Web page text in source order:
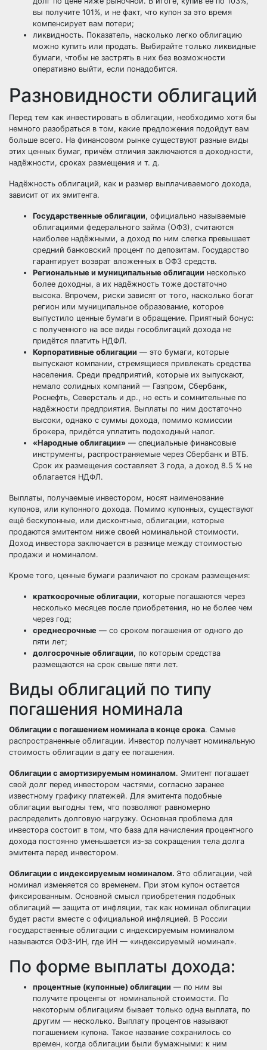
вы получите 101%, и не факт, что купон за это время
компенсирует вам потери;
ликвидность. Показатель, насколько легко облигацию
можно купить или продать. Выбирайте только ликвидные
бумаги, чтобы не застрять в них без возможности
оперативно выйти, если понадобится.
Разновидности облигаций
Перед тем как инвестировать в облигации, необходимо хотя бы
немного разобраться в том, какие предложения подойдут вам
больше всего. На финансовом рынке существуют разные виды
этих ценных бумаг, причём отличия заключаются в доходности,
надёжности, сроках размещения и т. д.
Надёжность облигаций, как и размер выплачиваемого дохода,
зависит от их эмитента.
Государственные облигации, официально называемые
облигациями федерального займа (ОФЗ), считаются
наиболее надёжными, а доход по ним слегка превышает
средний банковский процент по депозитам. Государство
гарантирует возврат вложенных в ОФЗ средств.
Региональные и муниципальные облигации несколько
более доходны, а их надёжность тоже достаточно
высока. Впрочем, риски зависят от того, насколько богат
регион или муниципальное образование, которое
выпустило ценные бумаги в обращение. Приятный бонус:
с полученного на все виды гособлигаций дохода не
придётся платить НДФЛ.
Корпоративные облигации — это бумаги, которые
выпускают компании, стремящиеся привлекать средства
населения. Среди предприятий, которые их выпускают,
немало солидных компаний — Газпром, Сбербанк,
Роснефть, Северсталь и др., но есть и сомнительные по
надёжности предприятия. Выплаты по ним достаточно
высоки, однако с суммы дохода, помимо комиссии
брокера, придётся уплатить подоходный налог.
«Народные облигации» — специальные финансовые
инструменты, распространяемые через Сбербанк и ВТБ.
Срок их размещения составляет 3 года, а доход 8.5 % не
облагается НДФЛ.
Выплаты, получаемые инвестором, носят наименование
купонов, или купонного дохода. Помимо купонных, существуют
ещё бескупонные, или дисконтные, облигации, которые
продаются эмитентом ниже своей номинальной стоимости.
Доход инвестора заключается в разнице между стоимостью
продажи и номиналом.
Кроме того, ценные бумаги различают по срокам размещения:
краткосрочные облигации, которые погашаются через
несколько месяцев после приобретения, но не более чем
через год;
среднесрочные — со сроком погашения от одного до
пяти лет;
долгосрочные облигации, по которым средства
размещаются на срок свыше пяти лет.
Виды облигаций по типу
погашения номинала
Облигации с погашением номинала в конце срока. Самые
распространенные облигации. Инвестор получает номинальную
стоимость облигации в дату ее погашения.
Облигации с амортизируемым номиналом. Эмитент погашает
свой долг перед инвестором частями, согласно заранее
известному графику платежей. Для эмитента подобные
облигации выгодны тем, что позволяют равномерно
распределить долговую нагрузку. Основная проблема для
инвестора состоит в том, что база для начисления процентного
дохода постоянно уменьшается из-за сокращения тела долга
эмитента перед инвестором.
Облигации с индексируемым номиналом. Это облигации, чей
номинал изменяется со временем. При этом купон остается
фиксированным. Основной смысл приобретения подобных
облигаций — защита от инфляции, так как номинал облигации
будет расти вместе с официальной инфляцией. В России
государственные облигации с индексируемым номиналом
называются ОФЗ-ИН, где ИН — «индексируемый номинал».
По форме выплаты дохода:
процентные (купонные) облигации — по ним вы
получите проценты от номинальной стоимости. По
некоторым облигациям бывает только одна выплата, по
другим — несколько. Выплату процентов называют
погашением купона. Такое название сохранилось со
времен, когда облигации были бумажными: к ним